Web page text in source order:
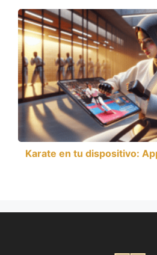
Karate en tu dispositivo: